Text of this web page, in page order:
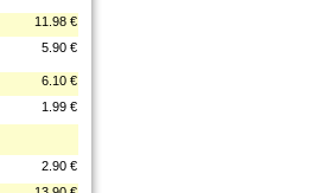
11.98 €
5.90 €
6.10 €
1.99 €
2.90 €